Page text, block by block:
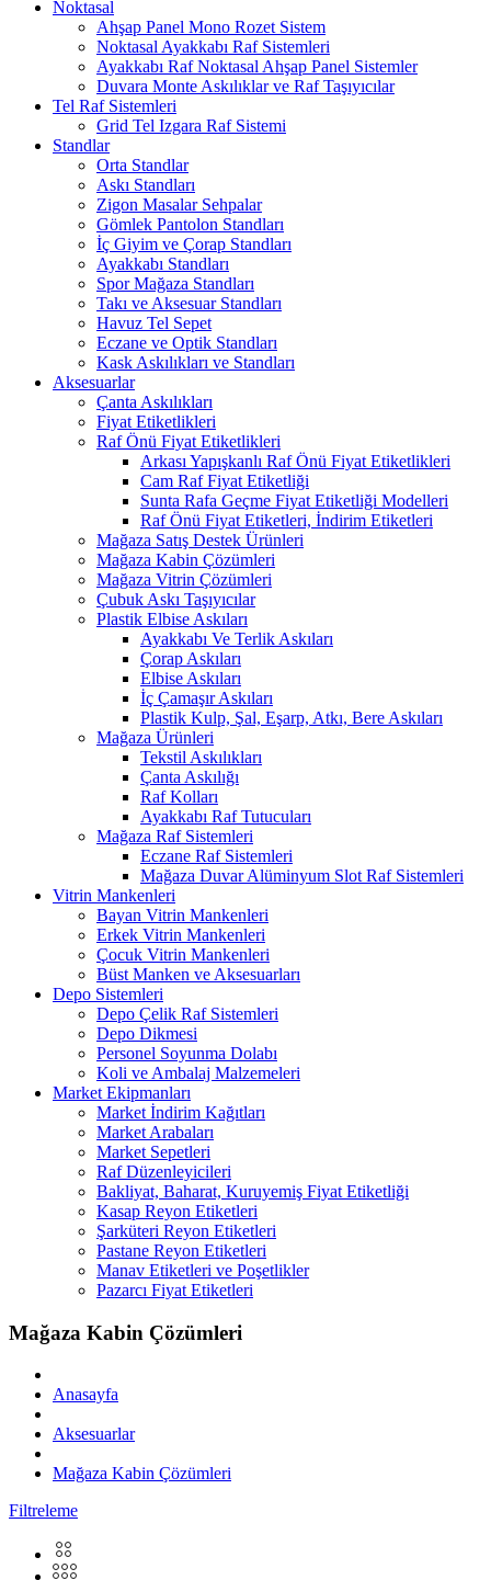
Noktasal
Ahşap Panel Mono Rozet Sistem
Noktasal Ayakkabı Raf Sistemleri
Ayakkabı Raf Noktasal Ahşap Panel Sistemler
Duvara Monte Askılıklar ve Raf Taşıyıcılar
Tel Raf Sistemleri
Grid Tel Izgara Raf Sistemi
Standlar
Orta Standlar
Askı Standları
Zigon Masalar Sehpalar
Gömlek Pantolon Standları
İç Giyim ve Çorap Standları
Ayakkabı Standları
Spor Mağaza Standları
Takı ve Aksesuar Standları
Havuz Tel Sepet
Eczane ve Optik Standları
Kask Askılıkları ve Standları
Aksesuarlar
Çanta Askılıkları
Fiyat Etiketlikleri
Raf Önü Fiyat Etiketlikleri
Arkası Yapışkanlı Raf Önü Fiyat Etiketlikleri
Cam Raf Fiyat Etiketliği
Sunta Rafa Geçme Fiyat Etiketliği Modelleri
Raf Önü Fiyat Etiketleri, İndirim Etiketleri
Mağaza Satış Destek Ürünleri
Mağaza Kabin Çözümleri
Mağaza Vitrin Çözümleri
Çubuk Askı Taşıyıcılar
Plastik Elbise Askıları
Ayakkabı Ve Terlik Askıları
Çorap Askıları
Elbise Askıları
İç Çamaşır Askıları
Plastik Kulp, Şal, Eşarp, Atkı, Bere Askıları
Mağaza Ürünleri
Tekstil Askılıkları
Çanta Askılığı
Raf Kolları
Ayakkabı Raf Tutucuları
Mağaza Raf Sistemleri
Eczane Raf Sistemleri
Mağaza Duvar Alüminyum Slot Raf Sistemleri
Vitrin Mankenleri
Bayan Vitrin Mankenleri
Erkek Vitrin Mankenleri
Çocuk Vitrin Mankenleri
Büst Manken ve Aksesuarları
Depo Sistemleri
Depo Çelik Raf Sistemleri
Depo Dikmesi
Personel Soyunma Dolabı
Koli ve Ambalaj Malzemeleri
Market Ekipmanları
Market İndirim Kağıtları
Market Arabaları
Market Sepetleri
Raf Düzenleyicileri
Bakliyat, Baharat, Kuruyemiş Fiyat Etiketliği
Kasap Reyon Etiketleri
Şarküteri Reyon Etiketleri
Pastane Reyon Etiketleri
Manav Etiketleri ve Poşetlikler
Pazarcı Fiyat Etiketleri
Mağaza Kabin Çözümleri
Anasayfa
Aksesuarlar
Mağaza Kabin Çözümleri
Filtreleme